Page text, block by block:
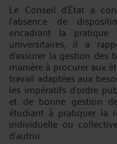
Le Conseil d'État a
l'absence de
encadrant la pratique
universitaires, il a
d'assurer la gestion
manière à procurer aux
travail adaptées aux
les impératifs d'ordre
et de bonne gestion
étudiant à pratiquer la
individuelle ou
d'autrui.